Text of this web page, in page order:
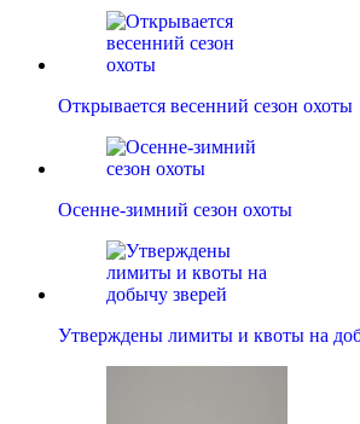
Открывается весенний сезон охоты
Осенне-зимний сезон охоты
Утверждены лимиты и квоты на